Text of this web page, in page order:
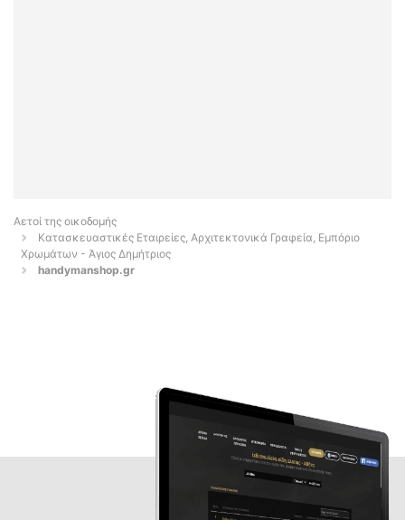
Αετοί της οικοδομής
Κατασκευαστικές Εταιρείες, Αρχιτεκτονικά Γραφεία, Εμπόριο
Χρωμάτων - Άγιος Δημήτριος
handymanshop.gr